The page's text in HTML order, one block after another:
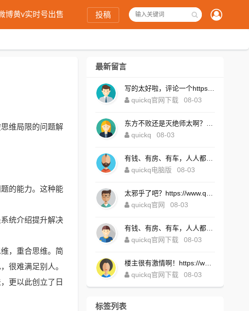
博黄v实时号出售 投稿
维局限的问题解
的能力。这种能
统介绍提升解决
，重合思维。简
很难满足别人。
更以此创立了日
最新留言
quickq官网下载
08-03
quickq
08-03
quickq电脑版
08-03
quickq官网
08-03
quickq官网下载
08-03
quickq官网下载
08-03
标签列表